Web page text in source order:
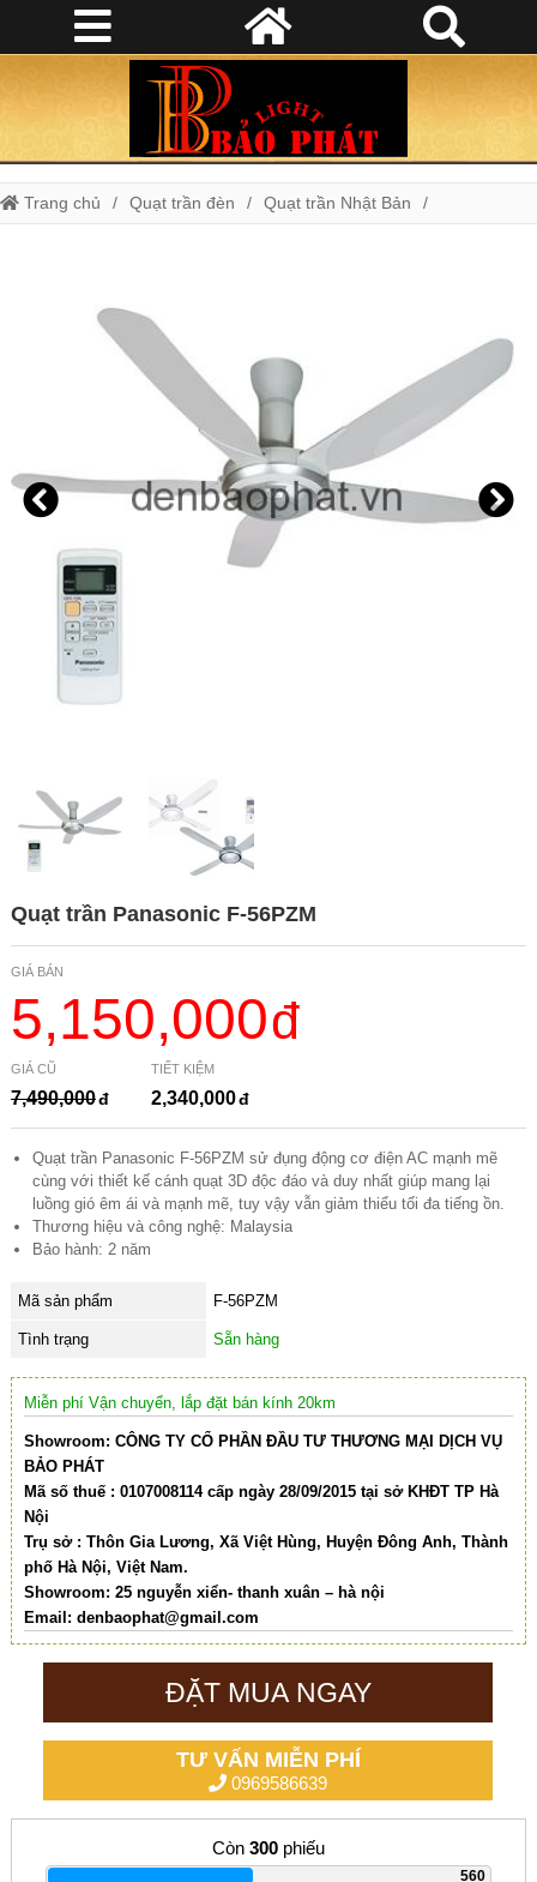
Trang chủ Quạt trần đèn Quạt trần Nhật Bản
Quạt trần Panasonic F-56PZM
GIÁ BÁN
5,150,000
GIÁ CŨ
7,490,000
TIẾT KIỆM
2,340,000
Quạt trần Panasonic F-56PZM sử đụng động cơ điện AC mạnh mẽ
cùng với thiết kế cánh quạt 3D độc đáo và duy nhất giúp mang lại
luồng gió êm ái và mạnh mẽ, tuy vậy vẫn giảm thiểu tối đa tiếng ồn.
Thương hiệu và công nghệ: Malaysia
Bảo hành: 2 năm
Mã sản phẩm F-56PZM
Tình trạng Sẵn hàng
Miễn phí Vận chuyển, lắp đặt bán kính 20km
Showroom: CÔNG TY CỔ PHẦN ĐẦU TƯ THƯƠNG MẠI DỊCH VỤ
BẢO PHÁT
Mã số thuế : 0107008114 cấp ngày 28/09/2015 tại sở KHĐT TP Hà
Nội
Trụ sở : Thôn Gia Lương, Xã Việt Hùng, Huyện Đông Anh, Thành
phố Hà Nội, Việt Nam.
Showroom: 25 nguyễn xiển- thanh xuân – hà nội
Email: denbaophat@gmail.com
ĐẶT MUA NGAY
TƯ VẤN MIỄN PHÍ
0969586639
Còn 300phiếu
560
|